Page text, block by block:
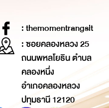
: themomentrangsit
: ซอยคลองหลวง 25
ถนนพหลโยธิน ตำบล
คลองหนึ่ง
อำเภอคลองหลวง
ปทุมธานี 12120